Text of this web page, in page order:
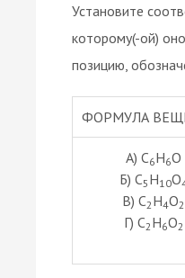
Установите
которому(-ой)
позицию,
ФОРМУЛА
А) C6H6O
Б) C5 H10O
В) C2 H4O2
Г) C2 H6O2